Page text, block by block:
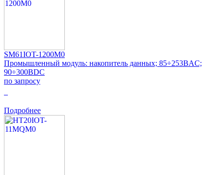
SM61IOT-1200M0
Промышленный модуль: накопитель данных; 85÷253ВAC;
90÷300ВDC
по запросу
Подробнее